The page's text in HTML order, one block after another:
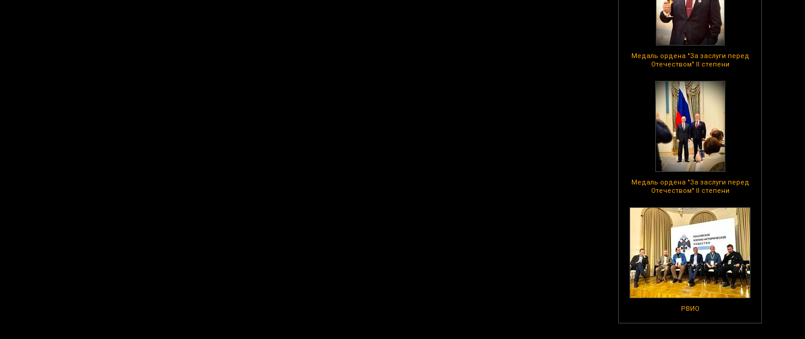
Медаль ордена "За заслуги перед
Отечеством" II степени
Медаль ордена "За заслуги перед
Отечеством" II степени
РВИО